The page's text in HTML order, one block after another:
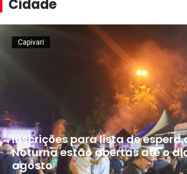
Cidade
Inscrições para lista de espera
Noturna estão abertas até o
agosto
Capivari